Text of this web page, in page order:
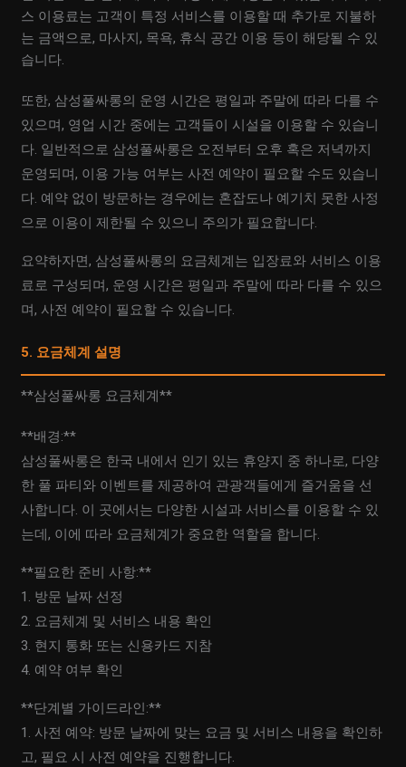
스 이용료는 고객이 특정 서비스를 이용할 때 추가로 지불하
는 금액으로, 마사지, 목욕, 휴식 공간 이용 등이 해당될 수 있
습니다.
또한, 삼성풀싸롱의 운영 시간은 평일과 주말에 따라 다를 수
있으며, 영업 시간 중에는 고객들이 시설을 이용할 수 있습니
다. 일반적으로 삼성풀싸롱은 오전부터 오후 혹은 저녁까지
운영되며, 이용 가능 여부는 사전 예약이 필요할 수도 있습니
다. 예약 없이 방문하는 경우에는 혼잡도나 예기치 못한 사정
으로 이용이 제한될 수 있으니 주의가 필요합니다.
요약하자면, 삼성풀싸롱의 요금체계는 입장료와 서비스 이용
료로 구성되며, 운영 시간은 평일과 주말에 따라 다를 수 있으
며, 사전 예약이 필요할 수 있습니다.
5. 요금체계 설명
**삼성풀싸롱 요금체계**
**배경:**
삼성풀싸롱은 한국 내에서 인기 있는 휴양지 중 하나로, 다양
한 풀 파티와 이벤트를 제공하여 관광객들에게 즐거움을 선
사합니다. 이 곳에서는 다양한 시설과 서비스를 이용할 수 있
는데, 이에 따라 요금체계가 중요한 역할을 합니다.
**필요한 준비 사항:**
1. 방문 날짜 선정
2. 요금체계 및 서비스 내용 확인
3. 현지 통화 또는 신용카드 지참
4. 예약 여부 확인
**단계별 가이드라인:**
1. 사전 예약: 방문 날짜에 맞는 요금 및 서비스 내용을 확인하
고, 필요 시 사전 예약을 진행합니다.